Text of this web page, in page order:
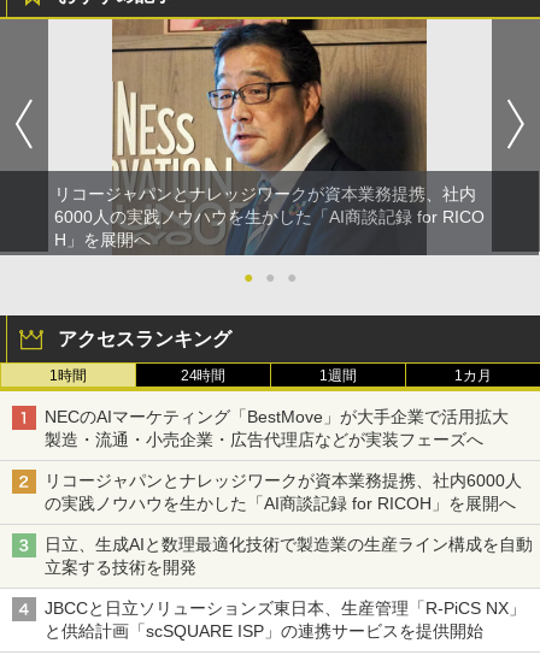
リコージャパンとナレッジワークが資本業務提携、社内
6000人の実践ノウハウを生かした「AI商談記録 for RICO
H」を展開へ
●
● ●
アクセスランキング
1時間 24時間 1週間 1カ月
NECのAIマーケティング「BestMove」が大手企業で活用拡大
製造・流通・小売企業・広告代理店などが実装フェーズへ
リコージャパンとナレッジワークが資本業務提携、社内6000人
の実践ノウハウを生かした「AI商談記録 for RICOH」を展開へ
日立、生成AIと数理最適化技術で製造業の生産ライン構成を自動
立案する技術を開発
JBCCと日立ソリューションズ東日本、生産管理「R-PiCS NX」
と供給計画「scSQUARE ISP」の連携サービスを提供開始